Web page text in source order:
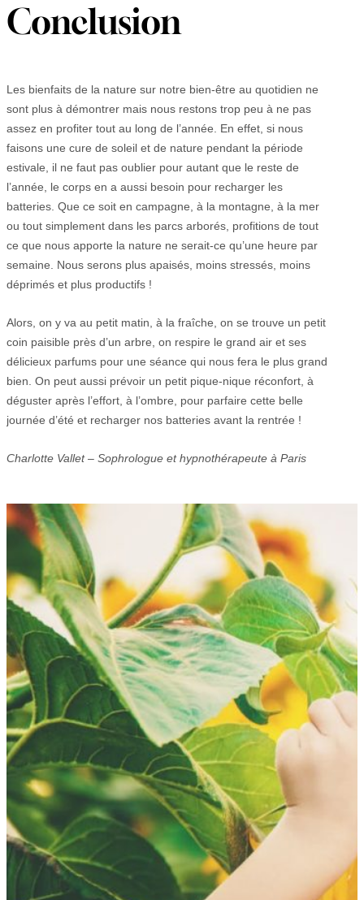
Conclusion
Les bienfaits de la nature sur notre bien-être au quotidien ne
sont plus à démontrer mais nous restons trop peu à ne pas
assez en profiter tout au long de l’année. En effet, si nous
faisons une cure de soleil et de nature pendant la période
estivale, il ne faut pas oublier pour autant que le reste de
l’année, le corps en a aussi besoin pour recharger les
batteries. Que ce soit en campagne, à la montagne, à la mer
ou tout simplement dans les parcs arborés, profitions de tout
ce que nous apporte la nature ne serait-ce qu’une heure par
semaine. Nous serons plus apaisés, moins stressés, moins
déprimés et plus productifs !
Alors, on y va au petit matin, à la fraîche, on se trouve un petit
coin paisible près d’un arbre, on respire le grand air et ses
délicieux parfums pour une séance qui nous fera le plus grand
bien. On peut aussi prévoir un petit pique-nique réconfort, à
déguster après l’effort, à l’ombre, pour parfaire cette belle
journée d’été et recharger nos batteries avant la rentrée !
Charlotte Vallet – Sophrologue et hypnothérapeute à Paris